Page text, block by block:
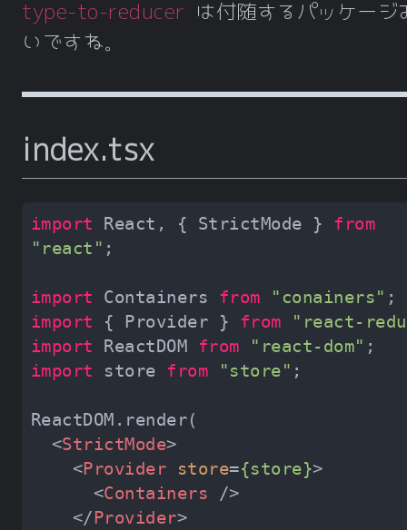
type-to-reducer は付随するパッケージ
いですね。
index.tsx
import React, { StrictMode } from
"react"
import Containers from "conainers"
import { Provider } from
"react-
import ReactDOM from "react-dom"
import store from "store"
<StrictMode>
<Provider store={store}>
<Containers />
</Provider>